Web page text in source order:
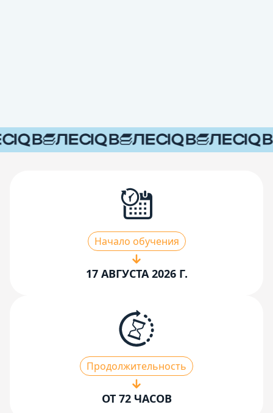
Начало обучения
17 АВГУСТА 2026 Г.
Продолжительность
ОТ 72 ЧАСОВ